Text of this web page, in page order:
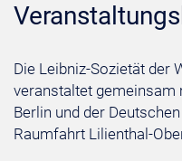
Die Leibniz-Sozietät der
veranstaltet gemeinsam
Berlin und der
Raumfahrt Lilienthal-